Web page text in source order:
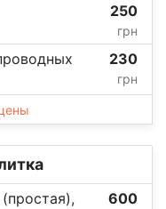
250
грн
230
грн
600